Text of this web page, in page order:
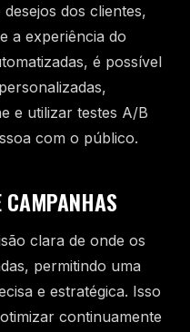
dos clientes,
a experiência do
é possível
e utilizar testes A/B
com o público.
CAMPANHAS
clara de onde os
permitindo uma
e estratégica. Isso
continuamente